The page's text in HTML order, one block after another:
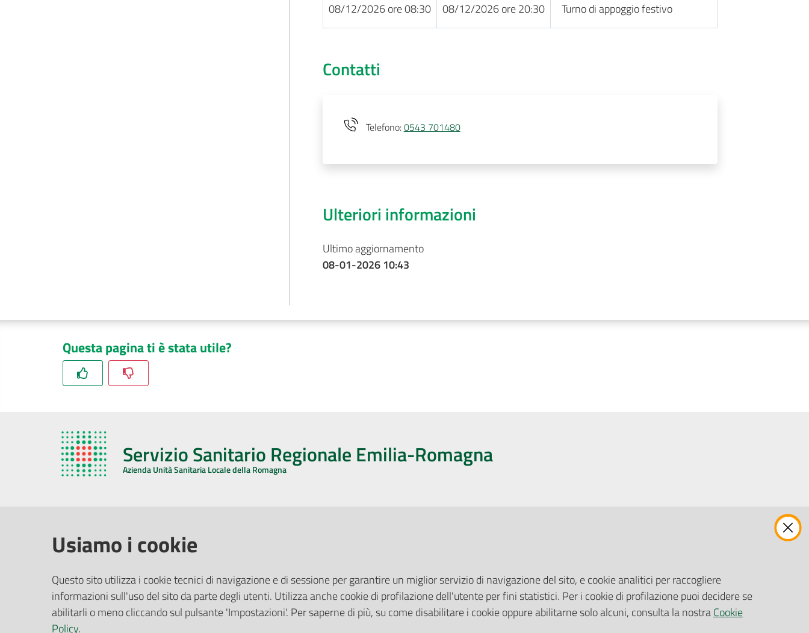
08/12/2026 ore 08:30 08/12/2026 ore 20:30 Turno di appoggio festivo
Contatti
Telefono:0543 701480
Ulteriori informazioni
Ultimo aggiornamento
08-01-2026 10:43
Questa pagina ti è stata utile?
Servizio Sanitario Regionale Emilia-Romagna
Azienda Unità Sanitaria Locale della Romagna
Via De Gasperi, 8 - 48121 Ravenna (RA)
CF/P.IVA:02483810392
PEC:
azienda@pec.auslromagna.it
Ufficio Relazioni con il Pubblico
Riferimenti per la Stampa
Pubblicità legale
Albo Pretorio
Privacy Policy
Attuazione Misure PNRR
Gare e Appalti
Richiesta Patrocinio
Usiamo i cookie
Questo sito utilizza i cookie tecnici di navigazione e di sessione per garantire un miglior servizio di navigazione del sito, e cookie analitici per raccogliere
informazioni sull'uso del sito da parte degli utenti. Utilizza anche cookie di profilazione dell'utente per fini statistici. Per i cookie di profilazione puoi decidere se
abilitarli o meno cliccando sul pulsante 'Impostazioni'. Per saperne di più, su come disabilitare i cookie oppure abilitarne solo alcuni, consulta la nostraCookie
Policy.